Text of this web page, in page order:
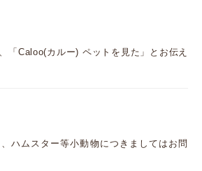
「Caloo(カルー) ペットを見た」とお伝え
ハムスター等小動物につきましてはお問